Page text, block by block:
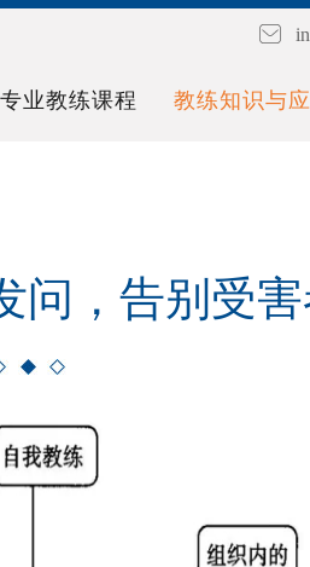
专业教练课程 教练知识与
问，告别受